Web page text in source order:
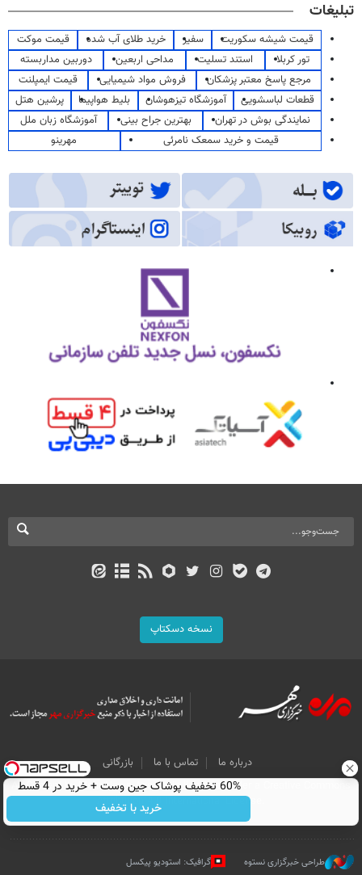
تبلیغات
قیمت شیشه سکوریت سفیر خرید طلای آب شده
قیمت موکت
تور کربلا
استند تسلیت مداحی اربعین
دوربین مداربسته
مرجع پاسخ معتبر پزشکان
فروش مواد شیمیایی
قیمت ایمپلنت
قطعات لباسشویی
آموزشگاه تیزهوشان بلیط هواپیما
پرشین هتل
نمایندگی بوش در تهران
بهترین جراح بینی
آموزشگاه زبان ملل
قیمت و خرید سمعک نامرئی
مهرینو
نسخه دسکتاپ
درباره ما تماس با ما
بازرگانی
All Content by Mehr News Agency is licensed under a Creative Commons
Attribution 4.0 International License.
طراحی خبرگزاری نستوه گرافیک: استودیو پیکسل
60% تخفیف پوشاک جین وست + خرید در 4 قسط
خرید با تخفیف